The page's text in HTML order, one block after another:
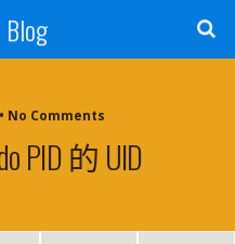
Blog
• No Comments
PID 的 UID